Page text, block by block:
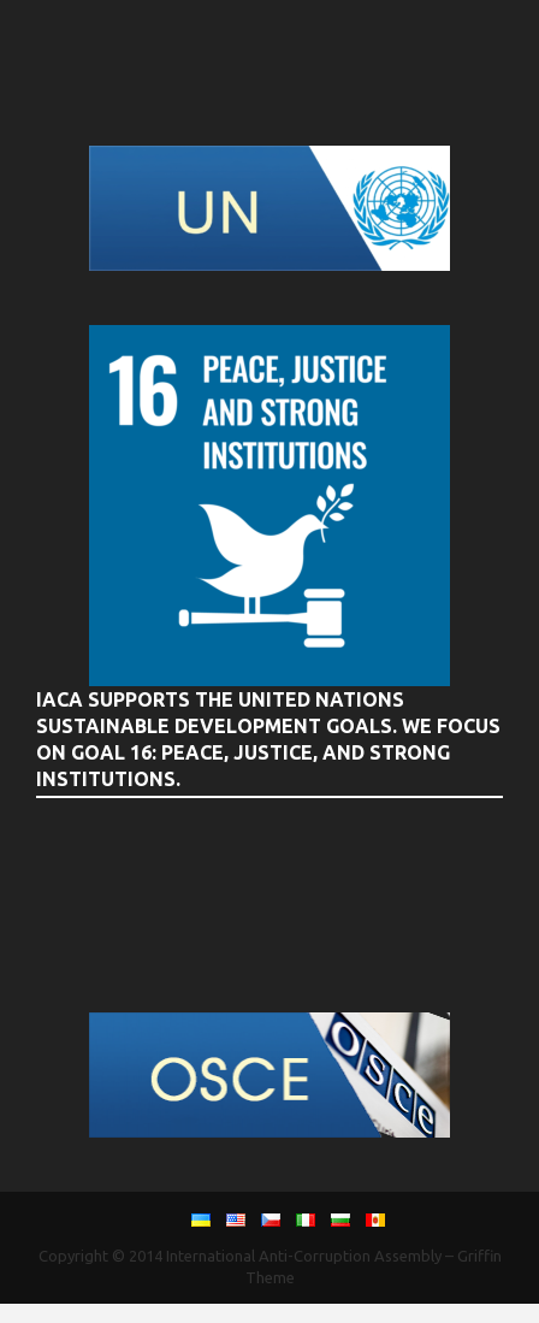
IACA SUPPORTS THE UNITED NATIONS
SUSTAINABLE DEVELOPMENT GOALS. WE FOCUS
ON GOAL 16: PEACE, JUSTICE, AND STRONG
INSTITUTIONS.
Copyright © 2014 International Anti-Corruption Assembly– Griffin
Theme